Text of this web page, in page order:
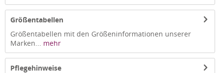
Größentabellen
Größentabellen mit den Größeninformationen unserer
Marken... mehr
Pflegehinweise